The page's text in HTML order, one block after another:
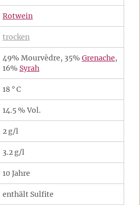
Rotwein
trocken
49% Mourvèdre, 35% Grenache,
16% Syrah
18 ° C
14.5 % Vol.
2 g/l
3.2 g/l
10 Jahre
enthält Sulfite